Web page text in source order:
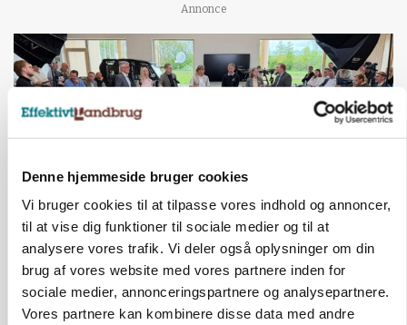
Denne hjemmeside bruger cookies
Vi bruger cookies til at tilpasse vores indhold og annoncer,
til at vise dig funktioner til sociale medier og til at
analysere vores trafik. Vi deler også oplysninger om din
brug af vores website med vores partnere inden for
sociale medier, annonceringspartnere og analysepartnere.
Vores partnere kan kombinere disse data med andre
Annonce
BUSINESS
Ejer eller medejer? Nyt tv-format udfordrer
landbrugets ejerstruktur